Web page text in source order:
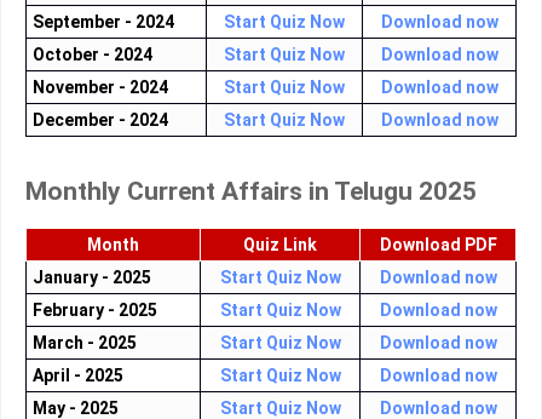
September - 2024
Start Quiz Now
Download now
October - 2024
Start Quiz Now
Download now
November - 2024
Start Quiz Now
Download now
December - 2024
Start Quiz Now Download now
Monthly Current Affairs in Telugu 2025
Month Quiz Link
Download PDF
January - 2025
Start Quiz Now
Download now
February - 2025
Start Quiz Now
Download now
March - 2025
Start Quiz Now
Download now
April - 2025
Start Quiz Now
Download now
May - 2025
Start Quiz Now
Download now